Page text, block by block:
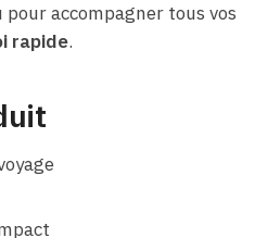
accompagner tous vos
rapide.